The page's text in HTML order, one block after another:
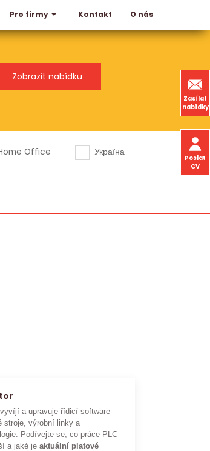
Pro firmy Kontakt O nás
Zasílat
nabídky
Poslat
CV
Office
Україна
vyvíjí a upravuje řídicí software
stroje, výrobní linky a
Podívejte se, co práce PLC
a jaké je aktuální platové